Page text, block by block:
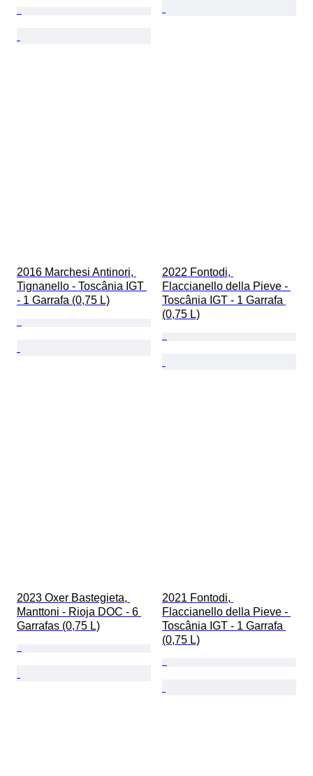
2016 Marchesi Antinori,
Tignanello - Toscânia IGT
- 1 Garrafa (0,75 L)
2022 Fontodi,
Flaccianello della Pieve -
Toscânia IGT - 1 Garrafa
(0,75 L)
2023 Oxer Bastegieta,
Manttoni - Rioja DOC - 6
Garrafas (0,75 L)
2021 Fontodi,
Flaccianello della Pieve -
Toscânia IGT - 1 Garrafa
(0,75 L)